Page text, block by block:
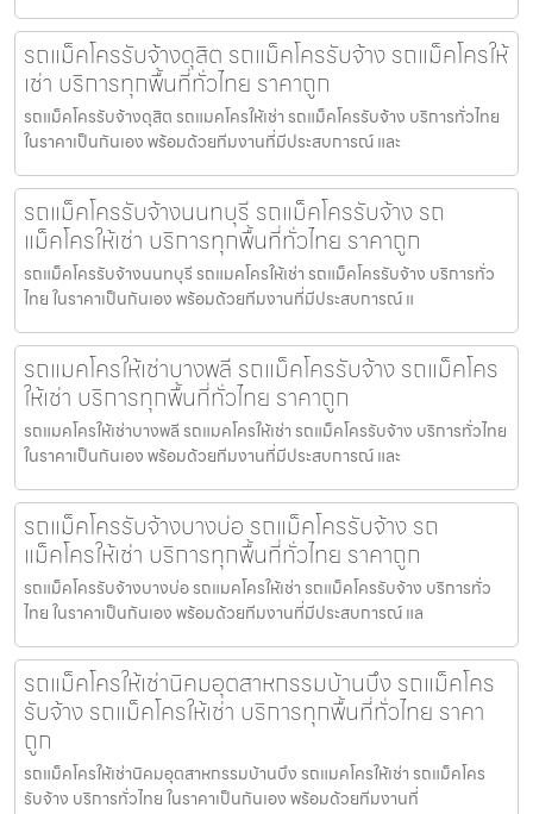
รถแม็คโครรับจ้างดุสิต รถแม็คโครรับจ้าง รถแม็คโครให้
เช่า บริการทุกพื้นที่ทั่วไทย ราคาถูก
รถแม็คโครรับจ้างดุสิต รถแมคโครให้เช่า รถแม็คโครรับจ้าง บริการทั่วไทย
ในราคาเป็นกันเอง พร้อมด้วยทีมงานที่มีประสบการณ์ และ
รถแม็คโครรับจ้างนนทบุรี รถแม็คโครรับจ้าง รถ
แม็คโครให้เช่า บริการทุกพื้นที่ทั่วไทย ราคาถูก
รถแม็คโครรับจ้างนนทบุรี รถแมคโครให้เช่า รถแม็คโครรับจ้าง บริการทั่ว
ไทย ในราคาเป็นกันเอง พร้อมด้วยทีมงานที่มีประสบการณ์ แ
รถแมคโครให้เช่าบางพลี รถแม็คโครรับจ้าง รถแม็คโคร
ให้เช่า บริการทุกพื้นที่ทั่วไทย ราคาถูก
รถแมคโครให้เช่าบางพลี รถแมคโครให้เช่า รถแม็คโครรับจ้าง บริการทั่วไทย
ในราคาเป็นกันเอง พร้อมด้วยทีมงานที่มีประสบการณ์ และ
รถแม็คโครรับจ้างบางบ่อ รถแม็คโครรับจ้าง รถ
แม็คโครให้เช่า บริการทุกพื้นที่ทั่วไทย ราคาถูก
รถแม็คโครรับจ้างบางบ่อ รถแมคโครให้เช่า รถแม็คโครรับจ้าง บริการทั่ว
ไทย ในราคาเป็นกันเอง พร้อมด้วยทีมงานที่มีประสบการณ์ แล
รถแม็คโครให้เช่านิคมอุตสาหกรรมบ้านบึง รถแม็คโคร
รับจ้าง รถแม็คโครให้เช่า บริการทุกพื้นที่ทั่วไทย ราคา
ถูก
รถแม็คโครให้เช่านิคมอุตสาหกรรมบ้านบึง รถแมคโครให้เช่า รถแม็คโคร
รับจ้าง บริการทั่วไทย ในราคาเป็นกันเอง พร้อมด้วยทีมงานที่